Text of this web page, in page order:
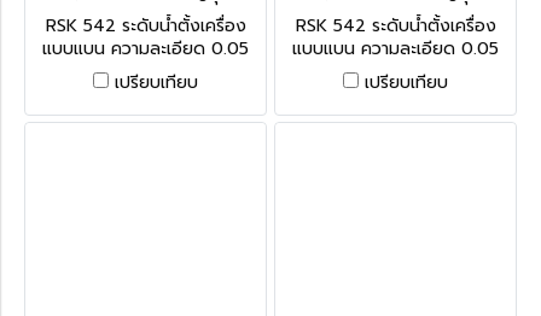
2-3005
RSK 542 ระดับน้ำตั้งเครื่อง
แบบแบน ความละเอียด 0.05
มม. + CERTIFICATED ประเทศ
ญี่ปุ่น PRECISION FLAT
LEVEL
เปรียบเทียบ
2-2505
RSK 542 ระดับน้ำตั้งเครื่อง
แบบแบน ความละเอียด 0.05
มม. + CERTIFICATED ประเทศ
ญี่ปุ่น PRECISION FLAT
LEVEL
เปรียบเทียบ